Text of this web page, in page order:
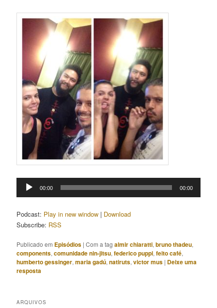
Tocador
00:00 00:00
Podcast: Play in new window | Download
Subscribe: RSS
Publicado em Episódios |Com a tagalmir chiaratti,bruno thadeu,
components,comunidade nin-jitsu,federico puppi,feito café,
humberto gessinger,maria gadú,natiruts,victor mus | Deixe uma
resposta
ARQUIVOS